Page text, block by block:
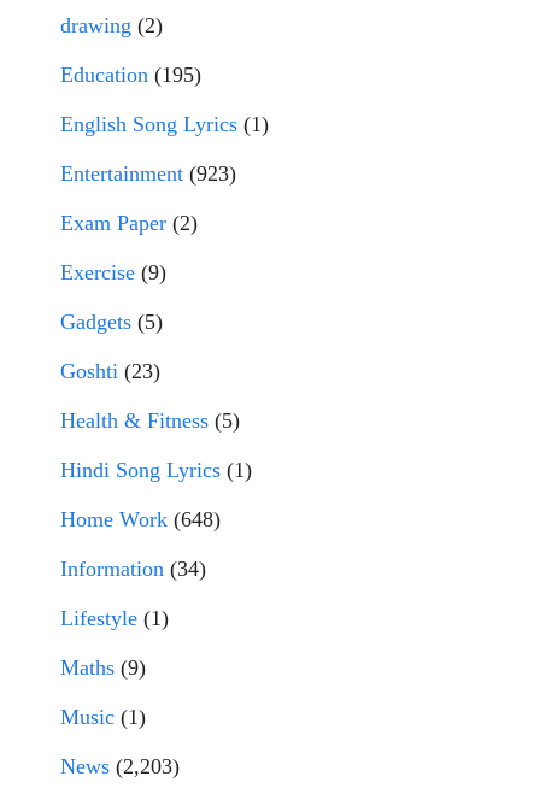
drawing (2)
Education (195)
English Song Lyrics (1)
Entertainment (923)
Exam Paper (2)
Exercise (9)
Gadgets (5)
Goshti (23)
Health & Fitness (5)
Hindi Song Lyrics (1)
Home Work (648)
Information (34)
Lifestyle (1)
Maths (9)
Music (1)
News (2,203)